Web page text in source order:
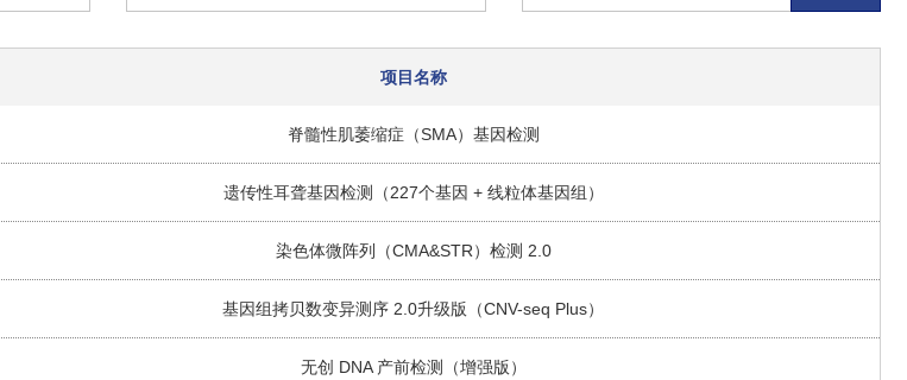
项目名称
脊髓性肌萎缩症（SMA）基因检测
遗传性耳聋基因检测（227个基因 + 线粒体基因组）
染色体微阵列（CMA&STR）检测 2.0
基因组拷贝数变异测序 2.0升级版（CNV-seq Plus）
无创 DNA 产前检测（增强版）